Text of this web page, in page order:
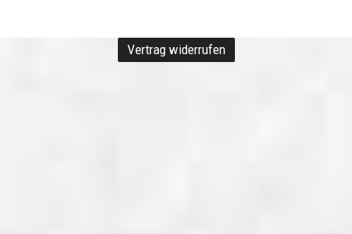
Vertrag widerrufen